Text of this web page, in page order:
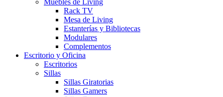
Rack TV
Mesa de Living
Estanterías y Bibliotecas
Modulares
Complementos
Escritorio y Oficina
Escritorios
Sillas
Sillas Giratorias
Sillas Gamers